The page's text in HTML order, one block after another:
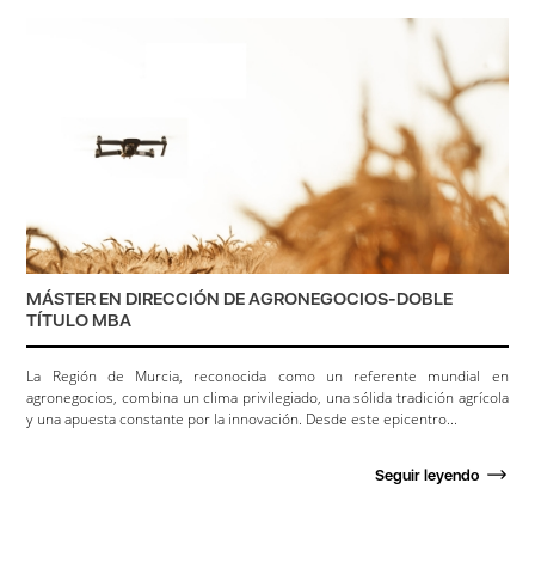
MÁSTER EN DIRECCIÓN DE AGRONEGOCIOS-DOBLE
TÍTULO MBA
La Región de Murcia, reconocida como un referente mundial en
agronegocios, combina un clima privilegiado, una sólida tradición agrícola
y una apuesta constante por la innovación. Desde este epicentro...
Seguir leyendo